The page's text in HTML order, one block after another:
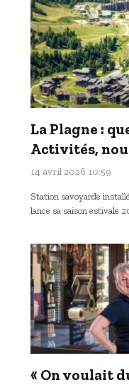
La Plagne :
Activités,
14 avril 2026 10:59
Station savoyarde
lance sa saison estivale
« On voulait